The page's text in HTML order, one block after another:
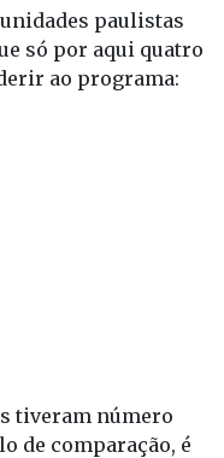
paulistas
só por aqui quatro
ao programa:
tiveram número
de comparação, é